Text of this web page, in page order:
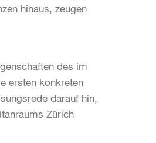
hinaus, zeugen
des im
ersten konkreten
darauf hin,
Zürich